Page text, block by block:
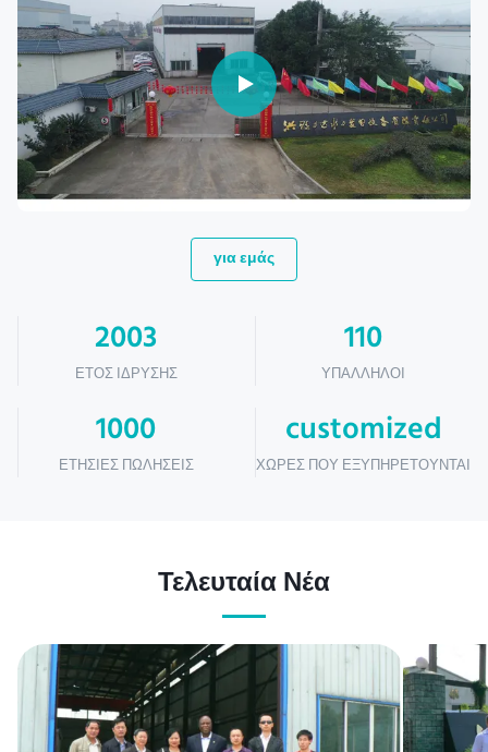
για εμάς
2003
ΈΤΟΣ ΊΔΡΥΣΗΣ
110
ΥΠΆΛΛΗΛΟΙ
1000
ΕΤΉΣΙΕΣ ΠΩΛΉΣΕΙΣ
customized
ΧΏΡΕΣ ΠΟΥ ΕΞΥΠΗΡΕΤΟΎΝΤΑΙ
Τελευταία Νέα